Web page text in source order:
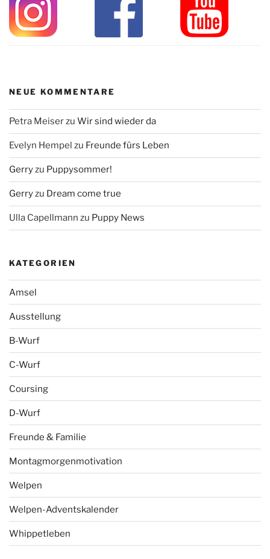
NEUE KOMMENTARE
Petra Meiserzu Wir sind wieder da
Evelyn Hempel zu Freunde fürs Leben
Gerryzu Puppysommer!
Gerryzu Dream come true
Ulla Capellmann zu Puppy News
KATEGORIEN
Amsel
Ausstellung
B-Wurf
C-Wurf
Coursing
D-Wurf
Freunde & Familie
Montagmorgenmotivation
Welpen
Welpen-Adventskalender
Whippetleben